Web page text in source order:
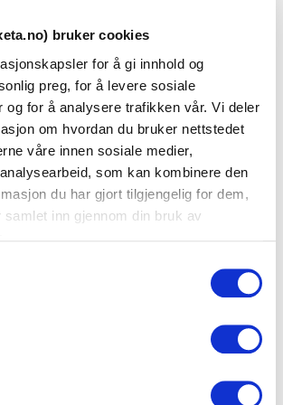
bruker cookies
for å gi innhold og
preg, for å levere sosiale
og for å analysere trafikken vår. Vi deler
om hvordan du bruker nettstedet
våre innen sosiale medier,
som kan kombinere den
du har gjort tilgjengelig for dem,
samlet inn gjennom din bruk av
Fiber 2 Port 1xSC/APC
veggboks RS16.
2xLC Duplex.